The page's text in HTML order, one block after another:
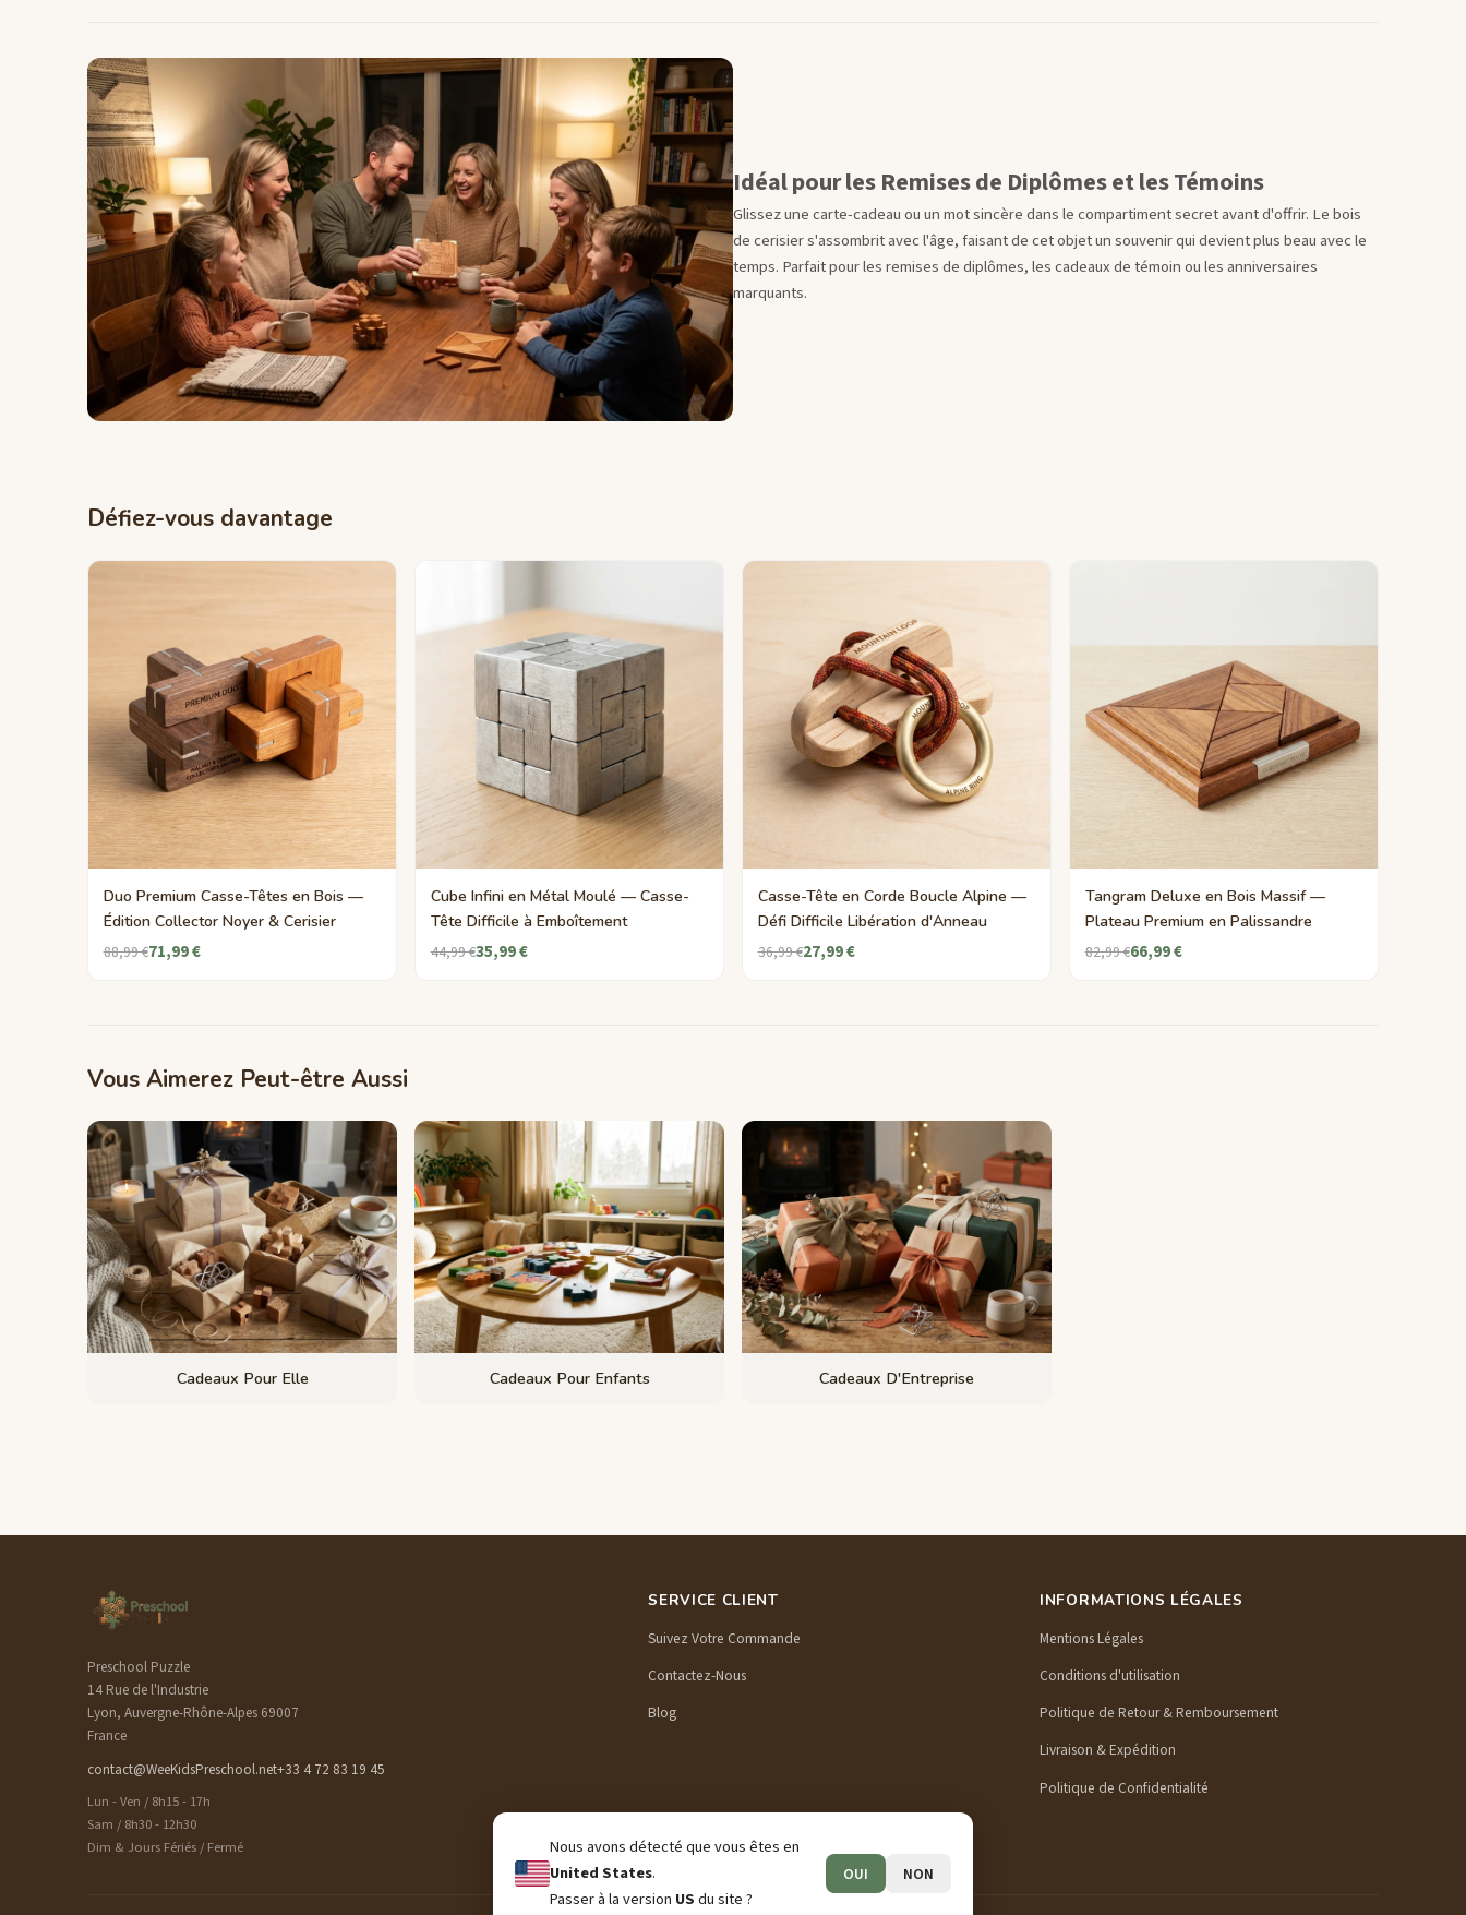
Nous avons détecté que vous êtes en
United States.
Passer à la version USdu site ?
OUI NON
Idéal pour les Remises de Diplômes et les Témoins
Glissez une carte-cadeau ou un mot sincère dans le compartiment secret avant d'offrir. Le bois
de cerisier s'assombrit avec l'âge, faisant de cet objet un souvenir qui devient plus beau avec le
temps. Parfait pour les remises de diplômes, les cadeaux de témoin ou les anniversaires
marquants.
Défiez-vous davantage
Duo Premium Casse-Têtes en Bois —
Édition Collector Noyer & Cerisier
88,99 €71,99 €
Cube Infini en Métal Moulé — Casse-
Tête Difficile à Emboîtement
44,99 €35,99 €
Casse-Tête en Corde Boucle Alpine —
Défi Difficile Libération d'Anneau
36,99 €27,99 €
Tangram Deluxe en Bois Massif —
Plateau Premium en Palissandre
82,99 €66,99 €
Vous Aimerez Peut-être Aussi
Cadeaux Pour Elle Cadeaux Pour Enfants Cadeaux D'Entreprise
Preschool Puzzle
14 Rue de l'Industrie
Lyon, Auvergne-Rhône-Alpes 69007
France
contact@WeeKidsPreschool.net+33 4 72 83 19 45
Lun - Ven / 8h15 - 17h
Sam / 8h30 - 12h30
Dim & Jours Fériés / Fermé
SERVICE CLIENT
Suivez Votre Commande
Contactez-Nous
Blog
INFORMATIONS LÉGALES
Mentions Légales
Conditions d'utilisation
Politique de Retour & Remboursement
Livraison & Expédition
Politique de Confidentialité